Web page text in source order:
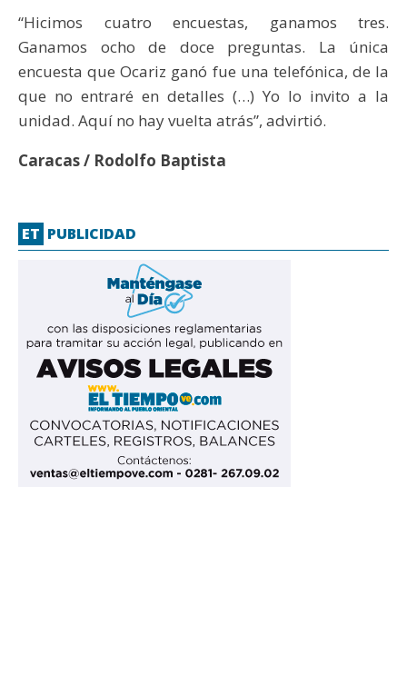
“Hicimos cuatro encuestas, ganamos tres.
Ganamos ocho de doce preguntas. La única
encuesta que Ocariz ganó fue una telefónica, de la
que no entraré en detalles (…) Yo lo invito a la
unidad. Aquí no hay vuelta atrás”, advirtió.
Caracas / Rodolfo Baptista
ET PUBLICIDAD